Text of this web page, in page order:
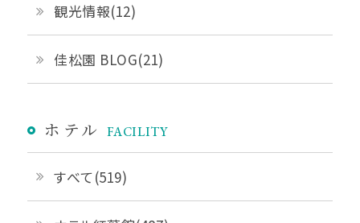
観光情報(12)
佳松園 BLOG(21)
ホテル FACILITY
すべて(519)